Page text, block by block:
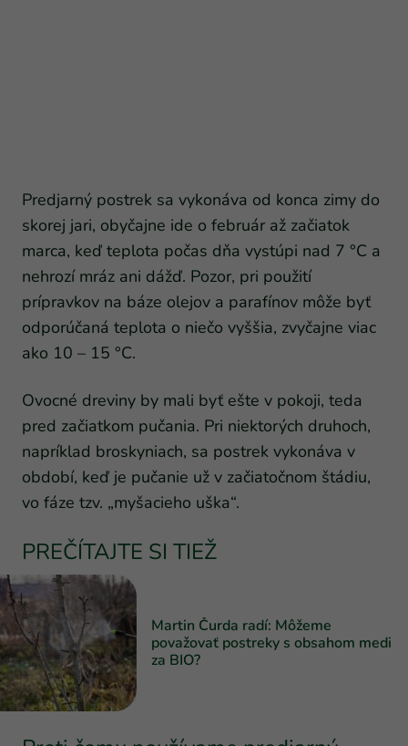
Predjarný postrek sa vykonáva od konca zimy do
skorej jari, obyčajne ide o február až začiatok
marca, keď teplota počas dňa vystúpi nad 7 °C a
nehrozí mráz ani dážď. Pozor, pri použití
prípravkov na báze olejov a parafínov môže byť
odporúčaná teplota o niečo vyššia, zvyčajne viac
ako 10 – 15 °C.
Ovocné dreviny by mali byť ešte v pokoji, teda
pred začiatkom pučania. Pri niektorých druhoch,
napríklad broskyniach, sa postrek vykonáva v
období, keď je pučanie už v začiatočnom štádiu,
vo fáze tzv. „myšacieho uška“.
PREČÍTAJTE SI TIEŽ
Martin Čurda radí: Môžeme
považovať postreky s obsahom medi
za BIO?